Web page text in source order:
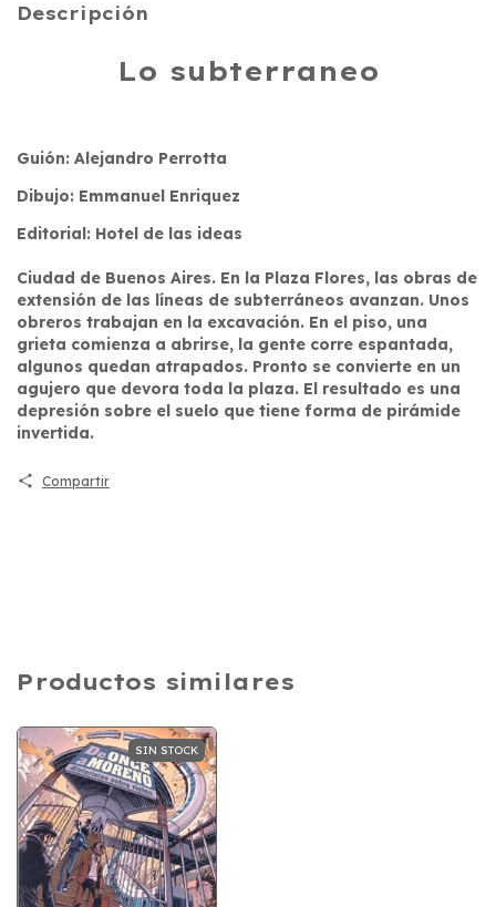
Descripción
Lo subterraneo
Guión: Alejandro Perrotta
Dibujo: Emmanuel Enriquez
Editorial: Hotel de las ideas
Ciudad de Buenos Aires. En la Plaza Flores, las obras de
extensión de las líneas de subterráneos avanzan. Unos
obreros trabajan en la excavación. En el piso, una
grieta comienza a abrirse, la gente corre espantada,
algunos quedan atrapados. Pronto se convierte en un
agujero que devora toda la plaza. El resultado es una
depresión sobre el suelo que tiene forma de pirámide
invertida.
Compartir
Productos similares
SIN STOCK